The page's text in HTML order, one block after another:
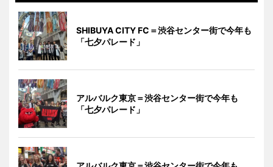
SHIBUYA CITY FC＝渋谷センター街で今年も
「七夕パレード」
アルバルク東京＝渋谷センター街で今年も
「七夕パレード」